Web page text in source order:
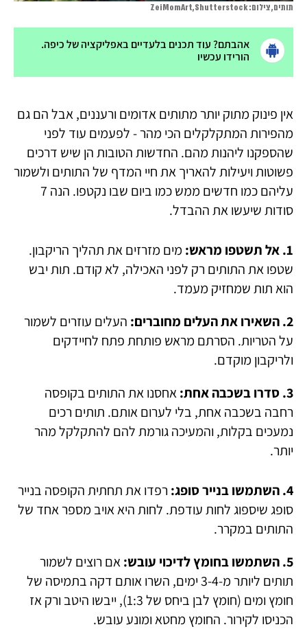
תותים, צילום: ZeiMomArt,Shutterstock
אהבתם? עוד תכנים בלעדיים באפליקציה של כיפה.
הורידו עכשיו
אין פינוק מתוק יותר מתותים אדומים ורעננים, אבל הם גם
מהפירות המתקלקלים הכי מהר - לפעמים עוד לפני
שהספקנו ליהנות מהם. החדשות הטובות הן שיש דרכים
פשוטות ויעילות להאריך את חיי המדף של התותים ולשמור
עליהם כמו חדשים ממש כמו ביום שבו נקטפו. הנה 7
סודות שיעשו את ההבדל.
1. אל תשטפו מראש:
מים מזרזים את תהליך הריקבון.
שטפו את התותים רק לפני האכילה, לא קודם. תות יבש
הוא תות שמחזיק מעמד.
2. השאירו את העלים מחוברים:
העלים עוזרים לשמור
על הטריות. הסרתם מראש פותחת פתח לחיידקים
ולריקבון מוקדם.
3. סדרו בשכבה אחת:
אחסנו את התותים בקופסה
רחבה בשכבה אחת, בלי לערום אותם. תותים רכים
נמעכים בקלות, והמעיכה גורמת להם להתקלקל מהר
יותר.
4. השתמשו בנייר סופג:
רפדו את תחתית הקופסה בנייר
סופג שיספוג לחות עודפת. לחות היא אויב מספר אחד של
התותים במקרר.
5. השתמשו בחומץ לדיכוי עובש:
אם רוצים לשמור
תותים ליותר מ-3-4 ימים, השרו אותם דקה בתמיסה של
חומץ ומים (חומץ לבן ביחס של 1:3), ייבשו היטב ורק אז
הכניסו לקירור. החומץ מחטא ומונע עובש.